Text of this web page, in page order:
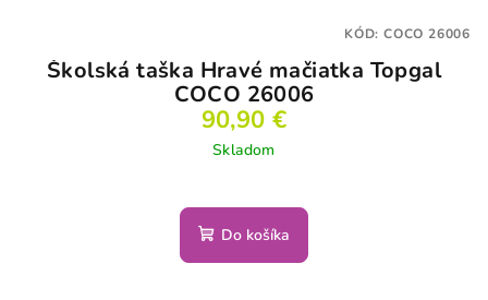
Školská taška Hravé mačiatka Topgal
COCO 26006
90,90 €
Skladom
Do košíka
KÓD: COCO 26006